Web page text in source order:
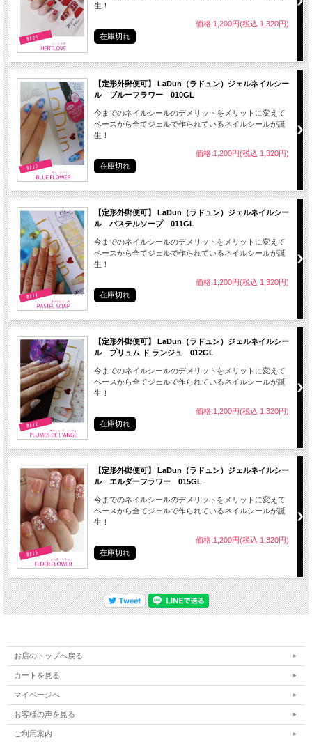
● アレルギー体質の方、爪に異常のある場合は使用しないでください。
● 爪に異常を感じたら直ちに使用を中止し、皮膚科専門医等へご相談ください。
● 長時間の水仕事や入浴をした場合はシールがはがれやすくなることがあります。
● 本来の目的以外のご使用はおやめください。
● トップコートをご使用の際は火気にご注意ください。
● 子供の手の届かない場所に保管してください。
● 極端に低温、または高温多湿の場所、直射日光の当たる場所に保管しないでくだ
さい。
シール20枚、付属のファイル1本
中国
場合がございます。
予めご了承ください。
生！
価格:1,200円(税込 1,320円)
在庫切れ
【定形外郵便可】 LaDun（ラドュン）ジェルネイルシー
ル ブルーフラワー 010GL
今までのネイルシールのデメリットをメリットに変えて
ベースから全てジェルで作られているネイルシールが誕
生！
価格:1,200円(税込 1,320円)
在庫切れ
【定形外郵便可】 LaDun（ラドュン）ジェルネイルシー
ル パステルソープ 011GL
今までのネイルシールのデメリットをメリットに変えて
ベースから全てジェルで作られているネイルシールが誕
生！
価格:1,200円(税込 1,320円)
在庫切れ
【定形外郵便可】 LaDun（ラドュン）ジェルネイルシー
ル プリュム ド ランジュ 012GL
今までのネイルシールのデメリットをメリットに変えて
ベースから全てジェルで作られているネイルシールが誕
生！
価格:1,200円(税込 1,320円)
在庫切れ
【定形外郵便可】 LaDun（ラドュン）ジェルネイルシー
ル エルダーフラワー 015GL
今までのネイルシールのデメリットをメリットに変えて
ベースから全てジェルで作られているネイルシールが誕
生！
価格:1,200円(税込 1,320円)
在庫切れ
お店のトップへ戻る
カートを見る
マイページへ
お客様の声を見る
ご利用案内